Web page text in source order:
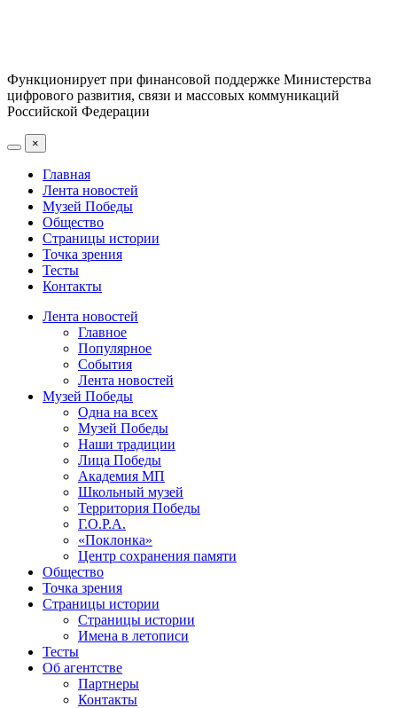
Функционирует при финансовой поддержке Министерства
цифрового развития, связи и массовых коммуникаций
Российской Федерации
×
Главная
Лента новостей
Музей Победы
Общество
Страницы истории
Точка зрения
Тесты
Контакты
Лента новостей
Главное
Популярное
События
Лента новостей
Музей Победы
Одна на всех
Музей Победы
Наши традиции
Лица Победы
Академия МП
Школьный музей
Территория Победы
Г.О.Р.А.
«Поклонка»
Центр сохранения памяти
Общество
Точка зрения
Страницы истории
Страницы истории
Имена в летописи
Тесты
Об агентстве
Партнеры
Контакты